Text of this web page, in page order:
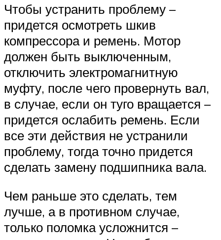
Чтобы устранить проблему –
придется осмотреть шкив
компрессора и ремень. Мотор
должен быть выключенным,
отключить электромагнитную
муфту, после чего провернуть вал,
в случае, если он туго вращается –
придется ослабить ремень. Если
все эти действия не устранили
проблему, тогда точно придется
сделать замену подшипника вала.
Чем раньше это сделать, тем
лучше, а в противном случае,
только поломка усложнится –